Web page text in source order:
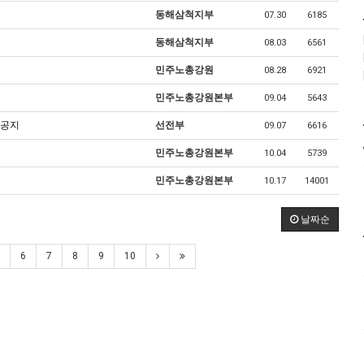
동해삼척지부 07.30 6185
동해삼척지부 08.03 6561
민주노총강원 08.28 6921
민주노총강원본부 09.04 5643
지 선전부 09.07 6616
민주노총강원본부 10.04 5739
민주노총강원본부 10.17 14001
날짜순
6 7 8 9 10